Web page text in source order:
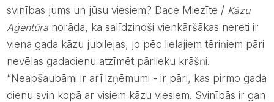
svinības jums un jūsu viesiem? Dace Miezīte / Kāzu
Aģentūranorāda, ka salīdzinoši vienkāršākas nereti ir
viena gada kāzu jubilejas, jo pēc lielajiem tēriņiem pāri
nevēlas gadadienu atzīmēt pārlieku krāšņi.
“Neapšaubāmi ir arī izņēmumi - ir pāri, kas pirmo gada
dienu svin kopā ar visiem kāzu viesiem. Svinībās ir gan